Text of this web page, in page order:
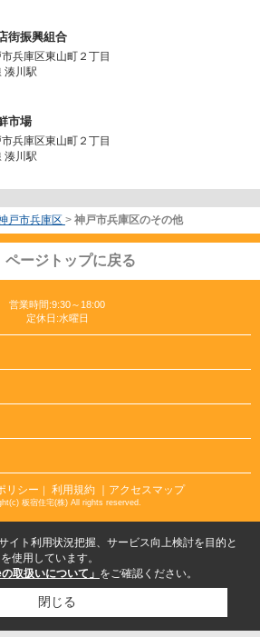
街振興組合
兵庫区東山町２丁目
湊川駅
市場
兵庫区東山町２丁目
湊川駅
戸市兵庫区 > 神戸市兵庫区のその他
ページトップに戻る
営業時間:9:30～18:00
定休日:水曜日
リシー ｜ 利用規約 ｜アクセスマップ
板宿住宅(株) All rights reserved.
イト利用状況把握、サービス向上検討を目的と
使用しています。
の取扱いについて」 をご確認ください。
閉じる